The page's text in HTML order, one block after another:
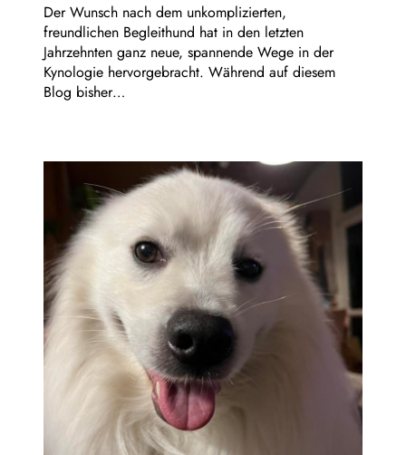
Der Wunsch nach dem unkomplizierten,
freundlichen Begleithund hat in den letzten
Jahrzehnten ganz neue, spannende Wege in der
Kynologie hervorgebracht. Während auf diesem
Blog bisher…